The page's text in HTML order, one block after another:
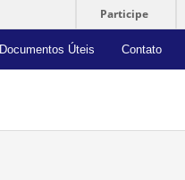
Participe
Documentos Úteis Contato